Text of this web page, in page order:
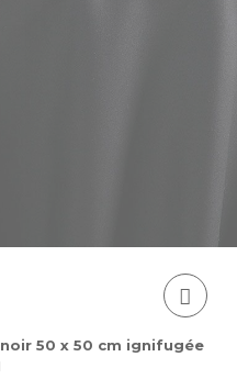
50 x 50 cm ignifugée